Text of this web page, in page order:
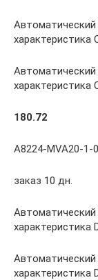
характеристика
характеристика
180.72
A8224-MVA20-1-
заказ 10 дн.
характеристика
характеристика